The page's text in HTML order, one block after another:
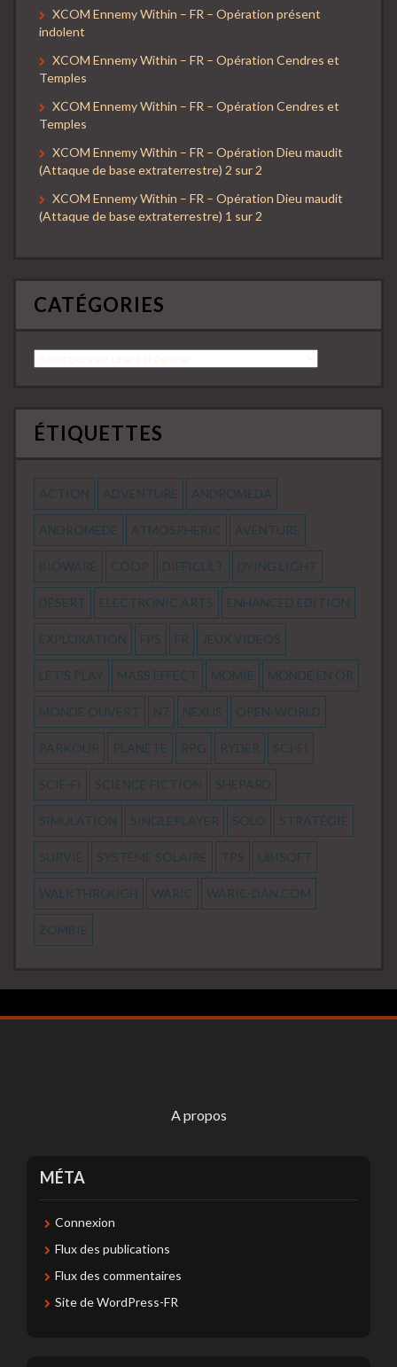
XCOM Ennemy Within – FR – Opération présent
indolent
XCOM Ennemy Within – FR – Opération Cendres et
Temples
XCOM Ennemy Within – FR – Opération Cendres et
Temples
XCOM Ennemy Within – FR – Opération Dieu maudit
(Attaque de base extraterrestre) 2 sur 2
XCOM Ennemy Within – FR – Opération Dieu maudit
(Attaque de base extraterrestre) 1 sur 2
CATÉGORIES
Catégories
ÉTIQUETTES
ACTION ADVENTURE ANDROMEDA
ANDROMEDE ATMOSPHERIC AVENTURE
BIOWARE COOP DIFFICULT DYING LIGHT
DÉSERT ELECTRONIC ARTS ENHANCED EDITION
EXPLORATION FPS FR JEUX VIDEOS
LET'S PLAY MASS EFFECT MOMIE MONDE EN OR
MONDE OUVERT N7 NEXUS OPEN-WORLD
PARKOUR PLANÈTE RPG RYDER SCI-FI
SCIE-FI SCIENCE FICTION SHEPARD
SIMULATION SINGLEPLAYER SOLO STRATÉGIE
SURVIE SYSTÈME SOLAIRE TPS UBISOFT
WALKTHROUGH WARIC WARIC-DAN.COM
ZOMBIE
A propos
MÉTA
Connexion
Flux des publications
Flux des commentaires
Site de WordPress-FR